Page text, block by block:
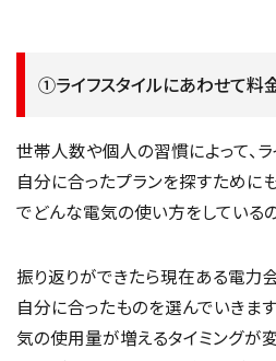
①ライフスタイルにあわせて料
世帯人数や個人の習慣によって、ラ
自分に合ったプランを探すために
でどんな電気の使い方をしているの
振り返りができたら現在ある電力
自分に合ったものを選んでいきま
気の使用量が増えるタイミングが